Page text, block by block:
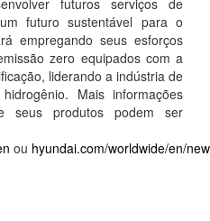
futuro sustentável para o
empregando seus esforços
zero equipados com a
liderando a indústria de
Mais informações
seus produtos podem ser
ou hyundai.com/worldwide/en/